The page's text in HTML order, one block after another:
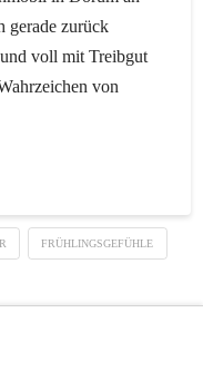
gerade zurück
voll mit Treibgut
von
FRÜHLINGSGEFÜHLE